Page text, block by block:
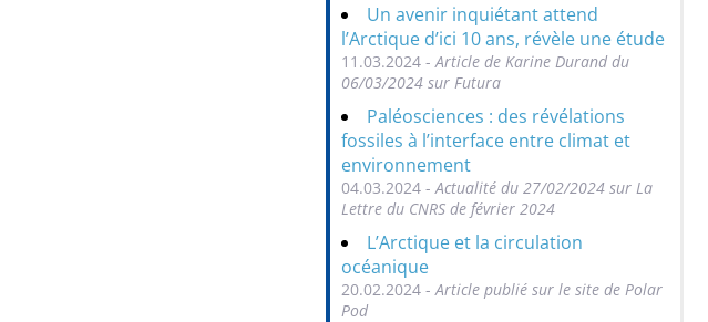
Un avenir inquiétant attend
l’Arctique d’ici 10 ans, révèle une étude
11.03.2024 - Article de Karine Durand du
06/03/2024 sur Futura
Paléosciences : des révélations
fossiles à l’interface entre climat et
environnement
04.03.2024 - Actualité du 27/02/2024 sur La
Lettre du CNRS de février 2024
L’Arctique et la circulation
océanique
20.02.2024 - Article publié sur le site de Polar
Pod